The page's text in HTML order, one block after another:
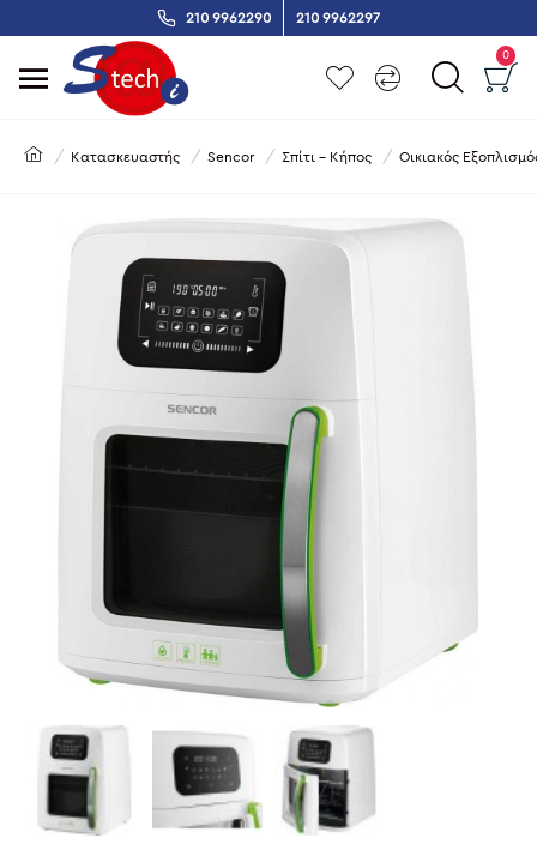
210 9962290 210 9962297
0
Κατασκευαστής Sencor Σπίτι - Κήπος Οικιακός